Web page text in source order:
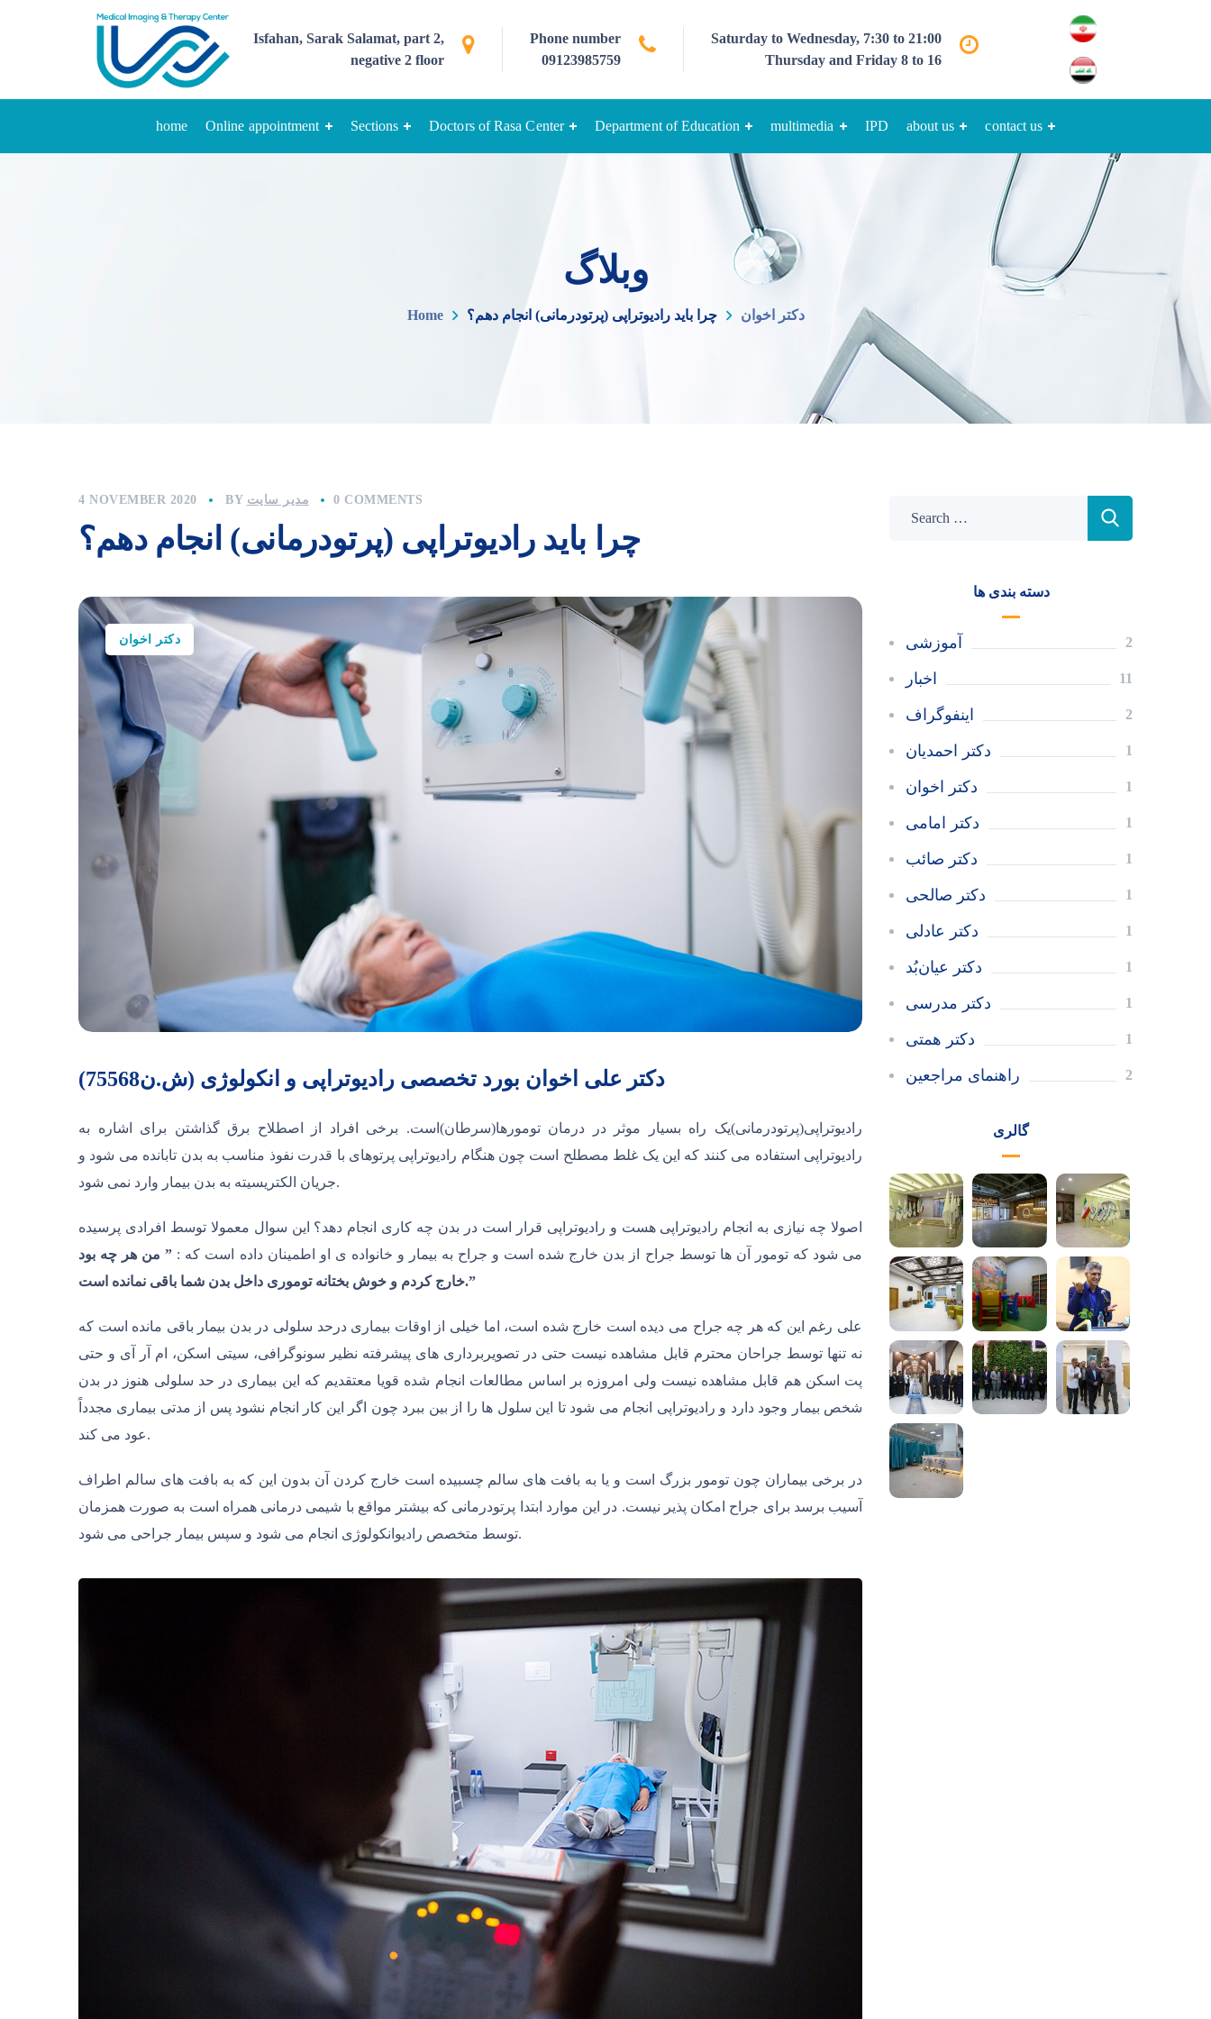
Isfahan, Sarak Salamat, part 2,
negative 2 floor
Phone number
09123985759
Saturday to Wednesday, 7:30 to 21:00
Thursday and Friday 8 to 16
home Online appointment Sections Doctors of Rasa Center Department of Education multimedia IPD about us contact us
وبلاگ
Home دکتر اخوان چرا باید رادیوتراپی (پرتودرمانی) انجام دهم؟
4 NOVEMBER 2020 BY مدیر سایت 0 COMMENTS
چرا باید رادیوتراپی (پرتودرمانی) انجام دهم؟
دکتر اخوان
دکتر علی اخوان بورد تخصصی رادیوتراپی و انکولوژی (ش.ن75568)
رادیوتراپی(پرتودرمانی)یک راه بسیار موثر در درمان تومورها(سرطان)است. برخی افراد از اصطلاح برق گذاشتن برای اشاره به
رادیوتراپی استفاده می کنند که این یک غلط مصطلح است چون هنگام رادیوتراپی پرتوهای با قدرت نفوذ مناسب به بدن تابانده می شود و
جریان الکتریسیته به بدن بیمار وارد نمی شود.
اصولا چه نیازی به انجام رادیوتراپی هست و رادیوتراپی قرار است در بدن چه کاری انجام دهد؟ این سوال معمولا توسط افرادی پرسیده
می شود که تومور آن ها توسط جراح از بدن خارج شده است و جراح به بیمار و خانواده ی او اطمینان داده است که : ” من هر چه بود
خارج کردم و خوش بختانه توموری داخل بدن شما باقی نمانده است.”
علی رغم این که هر چه جراح می دیده است خارج شده است، اما خیلی از اوقات بیماری درحد سلولی در بدن بیمار باقی مانده است که
نه تنها توسط جراحان محترم قابل مشاهده نیست حتی در تصویربرداری های پیشرفته نظیر سونوگرافی، سیتی اسکن، ام آر آی و حتی
پت اسکن هم قابل مشاهده نیست ولی امروزه بر اساس مطالعات انجام شده قویا معتقدیم که این بیماری در حد سلولی هنوز در بدن
شخص بیمار وجود دارد و رادیوتراپی انجام می شود تا این سلول ها را از بین ببرد چون اگر این کار انجام نشود پس از مدتی بیماری مجدداً
عود می کند.
در برخی بیماران چون تومور بزرگ است و یا به بافت های سالم چسبیده است خارج کردن آن بدون این که به بافت های سالم اطراف
آسیب برسد برای جراح امکان پذیر نیست. در این موارد ابتدا پرتودرمانی که بیشتر مواقع با شیمی درمانی همراه است به صورت همزمان
توسط متخصص رادیوانکولوژی انجام می شود و سپس بیمار جراحی می شود.
دسته بندی ها
آموزشی 2
اخبار 11
اینفوگراف 2
دکتر احمدیان 1
دکتر اخوان 1
دکتر امامی 1
دکتر صائب 1
دکتر صالحی 1
دکتر عادلی 1
دکتر عیان‌بُد 1
دکتر مدرسی 1
دکتر همتی 1
راهنمای مراجعین 2
گالری